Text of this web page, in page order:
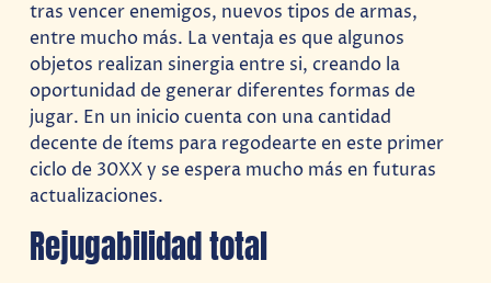
tras vencer enemigos, nuevos tipos de armas,
entre mucho más. La ventaja es que algunos
objetos realizan sinergia entre si, creando la
oportunidad de generar diferentes formas de
jugar. En un inicio cuenta con una cantidad
decente de ítems para regodearte en este primer
ciclo de 30XX y se espera mucho más en futuras
actualizaciones.
Rejugabilidad total